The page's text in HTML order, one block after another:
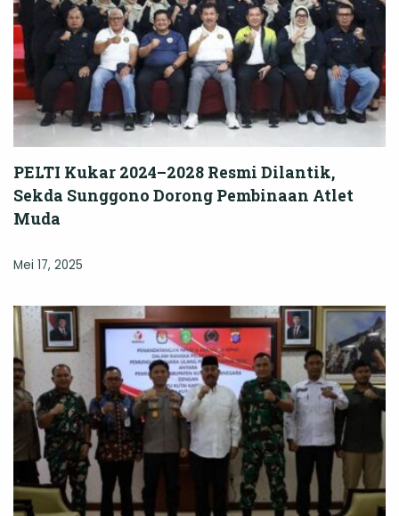
PELTI Kukar 2024–2028 Resmi Dilantik,
Sekda Sunggono Dorong Pembinaan Atlet
Muda
Mei 17, 2025